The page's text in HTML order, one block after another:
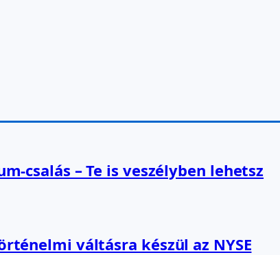
csalás – Te is veszélyben lehetsz
váltásra készül az NYSE